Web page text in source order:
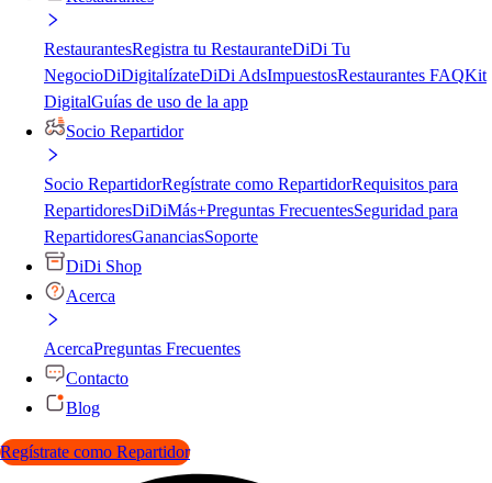
RestaurantesRegistra tu RestauranteDiDi Tu
NegocioDiDigitalízateDiDi AdsImpuestosRestaurantes FAQKit
DigitalGuías de uso de la app
Socio Repartidor
Socio RepartidorRegístrate como RepartidorRequisitos para
RepartidoresDiDiMás+Preguntas FrecuentesSeguridad para
RepartidoresGananciasSoporte
DiDi Shop
Acerca
AcercaPreguntas Frecuentes
Contacto
Blog
Regístrate como Repartidor